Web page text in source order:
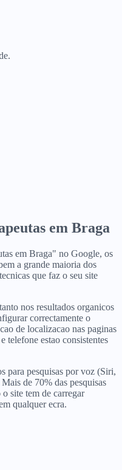
em Braga
em Braga" no Google, os
a grande maioria dos
que faz o seu site
nos resultados organicos
correctamente o
de localizacao nas paginas
telefone estao consistentes
para pesquisas por voz (Siri,
de 70% das pesquisas
site tem de carregar
qualquer ecra.